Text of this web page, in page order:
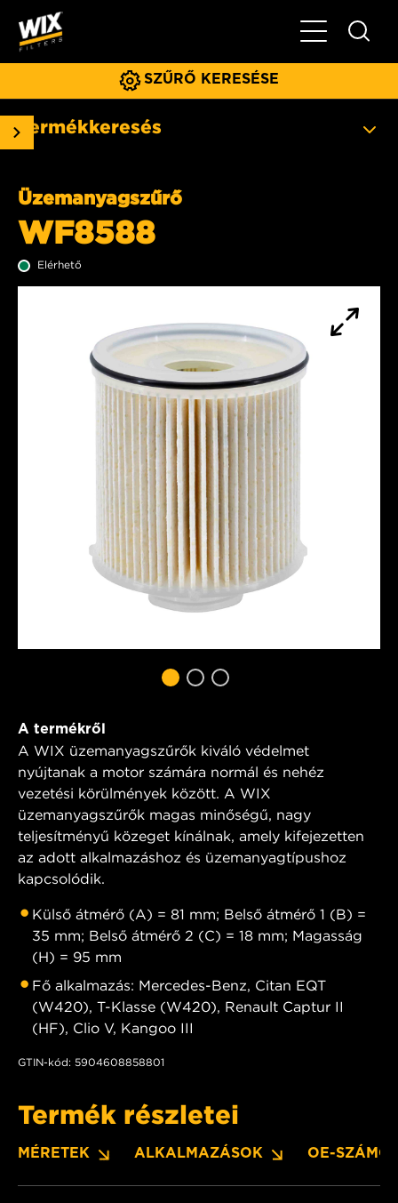
Főmenü
SZŰRŐ KERESÉSE
Termékkeresés
Üzemanyagszűrő
WF8588
Elérhető
A termékről
A WIX üzemanyagszűrők kiváló védelmet
nyújtanak a motor számára normál és nehéz
vezetési körülmények között. A WIX
üzemanyagszűrők magas minőségű, nagy
teljesítményű közeget kínálnak, amely kifejezetten
az adott alkalmazáshoz és üzemanyagtípushoz
kapcsolódik.
Külső átmérő (A) = 81 mm; Belső átmérő 1 (B) =
35 mm; Belső átmérő 2 (C) = 18 mm; Magasság
(H) = 95 mm
Fő alkalmazás: Mercedes-Benz, Citan EQT
(W420), T-Klasse (W420), Renault Captur II
(HF), Clio V, Kangoo III
GTIN-kód: 5904608858801
Termék részletei
MÉRETEK ALKALMAZÁSOK OE-